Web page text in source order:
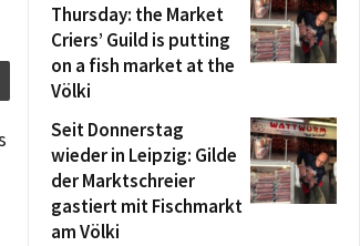
Thursday: the Market
Criers’ Guild is putting
on a fish market at the
Völki
Seit Donnerstag
wieder in Leipzig: Gilde
der Marktschreier
gastiert mit Fischmarkt
am Völki